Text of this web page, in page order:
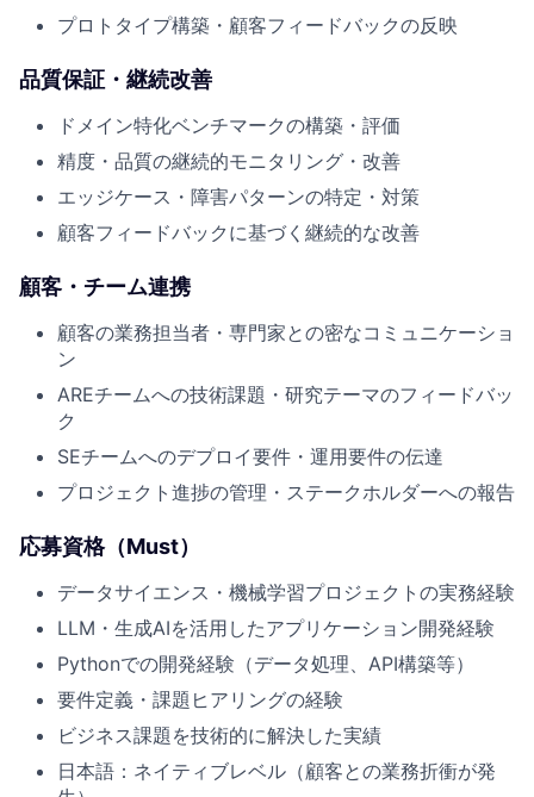
プロトタイプ構築・顧客フィードバックの反映
品質保証・継続改善
ドメイン特化ベンチマークの構築・評価
精度・品質の継続的モニタリング・改善
エッジケース・障害パターンの特定・対策
顧客フィードバックに基づく継続的な改善
顧客・チーム連携
顧客の業務担当者・専門家との密なコミュニケーショ
ン
AREチームへの技術課題・研究テーマのフィードバッ
ク
SEチームへのデプロイ要件・運用要件の伝達
プロジェクト進捗の管理・ステークホルダーへの報告
応募資格（Must）
データサイエンス・機械学習プロジェクトの実務経験
LLM・生成AIを活用したアプリケーション開発経験
Pythonでの開発経験（データ処理、API構築等）
要件定義・課題ヒアリングの経験
ビジネス課題を技術的に解決した実績
日本語：ネイティブレベル（顧客との業務折衝が発